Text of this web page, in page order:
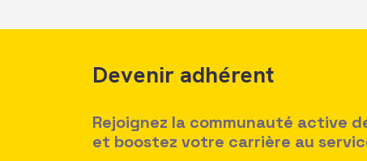
Devenir adhérent
Rejoignez la communauté active
et boostez votre carrière au